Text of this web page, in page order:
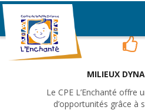
MILIEUX
Le CPE L’Enchanté offre
d’opportunités grâce à